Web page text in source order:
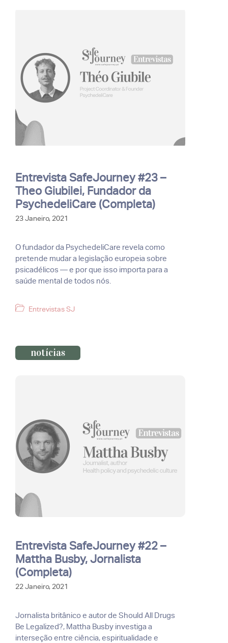
Entrevista SafeJourney #23 –
Theo Giubilei, Fundador da
PsychedeliCare (Completa)
23 Janeiro, 2021
O fundador da PsychedeliCare revela como
pretende mudar a legislação europeia sobre
psicadélicos — e por que isso importa para a
saúde mental de todos nós.
Categorias
Entrevistas SJ
notícias
Entrevista SafeJourney #22 –
Mattha Busby, Jornalista
(Completa)
22 Janeiro, 2021
Jornalista britânico e autor de Should All Drugs
Be Legalized?, Mattha Busby investiga a
interseção entre ciência, espiritualidade e